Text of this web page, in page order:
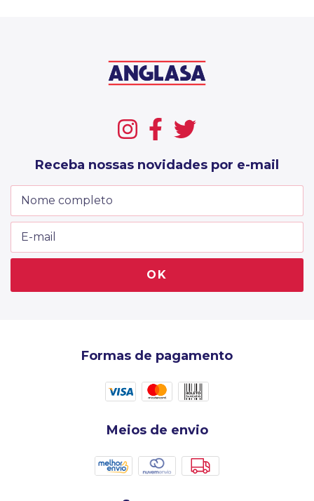
Receba nossas novidades por e-mail
Formas de pagamento
Meios de envio